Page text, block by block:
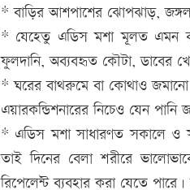
* বাড়ির আশপাশের ঝোপঝাড়, জঙ্গল,
* যেহেতু এডিস মশা মূলত এমন
ফুলদানি, অব্যবহৃত কৌটা, ডাবের
* ঘরের বাথরুমে বা কোথাও জমানো
এয়ারকন্ডিশনারের নিচেও যেন পানি
* এডিস মশা সাধারণত সকালে ও
তাই দিনের বেলা শরীরে
রিপেলেন্ট ব্যবহার করা যেতে